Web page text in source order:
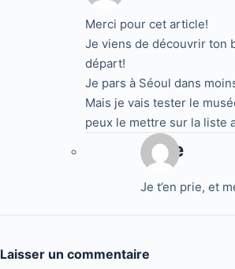
Merci pour cet article!
Je viens de découvrir ton
départ!
Je pars à Séoul dans
Mais je vais tester le
peux le mettre sur la liste
Jake
Je t’en prie, et
Laisser un commentaire